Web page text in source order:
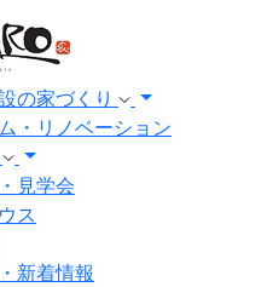
の家づくり
・リノベーション
見学会
ス
新着情報